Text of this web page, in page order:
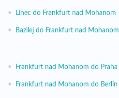
• Linec do Frankfurt nad Mohanom
• Bazilej do Frankfurt nad Mohanom
• Frankfurt nad Mohanom do Praha
• Frankfurt nad Mohanom do Berlín